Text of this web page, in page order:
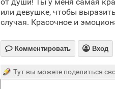
или девушке, чтобы
случая. Красочное и
 Комментировать  Вход
Тут вы можете поделиться